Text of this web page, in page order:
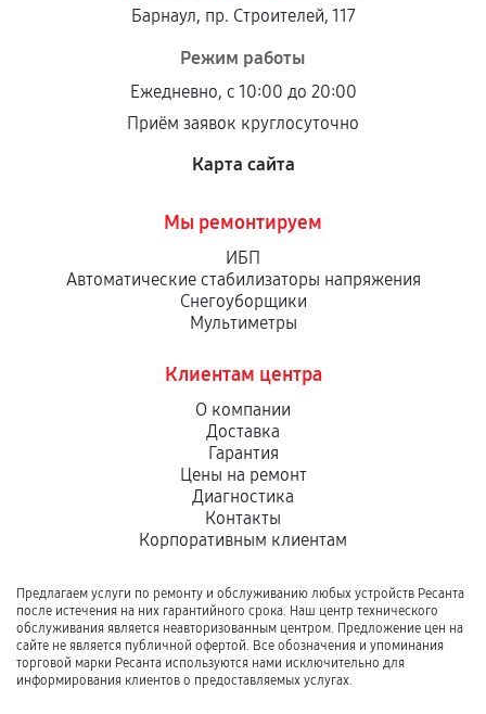
Барнаул, пр. Строителей, 117
Режим работы
Ежедневно, с 10:00 до 20:00
Приём заявок круглосуточно
Карта сайта
Мы ремонтируем
ИБП
Автоматические стабилизаторы напряжения
Снегоуборщики
Мультиметры
Клиентам центра
О компании
Доставка
Гарантия
Цены на ремонт
Диагностика
Контакты
Корпоративным клиентам
Предлагаем услуги по ремонту и обслуживанию любых устройств Ресанта
после истечения на них гарантийного срока. Наш центр технического
обслуживания является неавторизованным центром. Предложение цен на
сайте не является публичной офертой. Все обозначения и упоминания
торговой марки Ресанта используются нами исключительно для
информирования клиентов о предоставляемых услугах.